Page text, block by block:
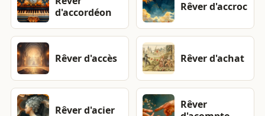
d'accordéon
Rêver d'accroc
Rêver d'accès Rêver d'achat
Rêver d'acier
Rêver